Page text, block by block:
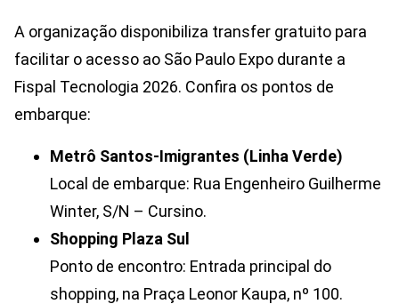
A organização disponibiliza transfer gratuito para
facilitar o acesso ao São Paulo Expo durante a
Fispal Tecnologia 2026. Confira os pontos de
embarque:
Metrô Santos-Imigrantes (Linha Verde)
Local de embarque: Rua Engenheiro Guilherme
Winter, S/N – Cursino.
Shopping Plaza Sul
Ponto de encontro: Entrada principal do
shopping, na Praça Leonor Kaupa, nº 100.